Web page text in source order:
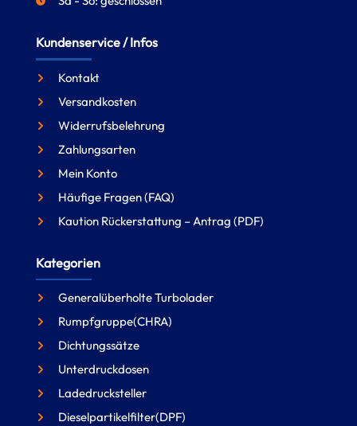
Kundenservice / Infos
Kontakt
Versandkosten
Widerrufsbelehrung
Zahlungsarten
Mein Konto
Häufige Fragen (FAQ)
Kaution Rückerstattung – Antrag (PDF)
Kategorien
Generalüberholte Turbolader
Rumpfgruppe(CHRA)
Dichtungssätze
Unterdruckdosen
Ladedrucksteller
Dieselpartikelfilter(DPF)